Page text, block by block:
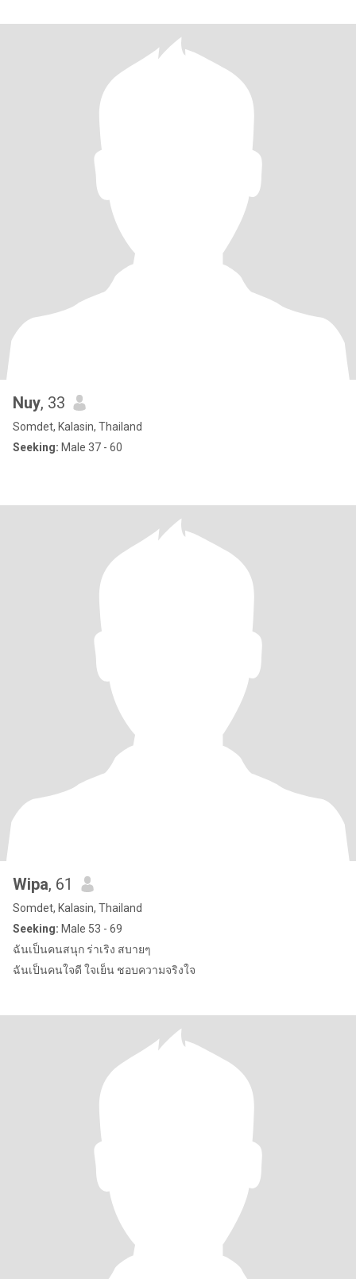
Nuy, 33
Somdet, Kalasin, Thailand
Seeking: Male 37 - 60
Wipa, 61
Somdet, Kalasin, Thailand
Seeking: Male 53 - 69
ฉันเป็นคนสนุก ร่าเริง สบายๆ
ฉันเป็นคนใจดี ใจเย็น ชอบความจริงใจ